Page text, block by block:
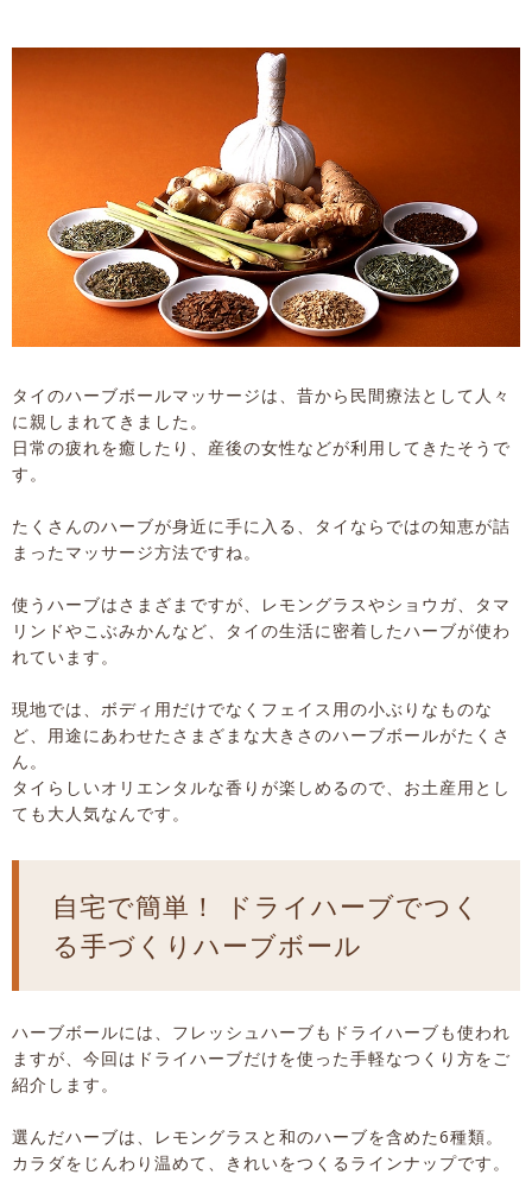
タイのハーブボールマッサージは、昔から民間療法として人々
に親しまれてきました。
日常の疲れを癒したり、産後の女性などが利用してきたそうで
す。
たくさんのハーブが身近に手に入る、タイならではの知恵が詰
まったマッサージ方法ですね。
使うハーブはさまざまですが、レモングラスやショウガ、タマ
リンドやこぶみかんなど、タイの生活に密着したハーブが使わ
れています。
現地では、ボディ用だけでなくフェイス用の小ぶりなものな
ど、用途にあわせたさまざまな大きさのハーブボールがたくさ
ん。
タイらしいオリエンタルな香りが楽しめるので、お土産用とし
ても大人気なんです。
自宅で簡単！ ドライハーブでつく
る手づくりハーブボール
ハーブボールには、フレッシュハーブもドライハーブも使われ
ますが、今回はドライハーブだけを使った手軽なつくり方をご
紹介します。
選んだハーブは、レモングラスと和のハーブを含めた6種類。
カラダをじんわり温めて、きれいをつくるラインナップです。